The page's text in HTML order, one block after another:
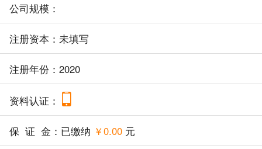
公司规模：
注册资本：未填写
注册年份：2020
资料认证：
保 证 金：已缴纳 ￥0.00元